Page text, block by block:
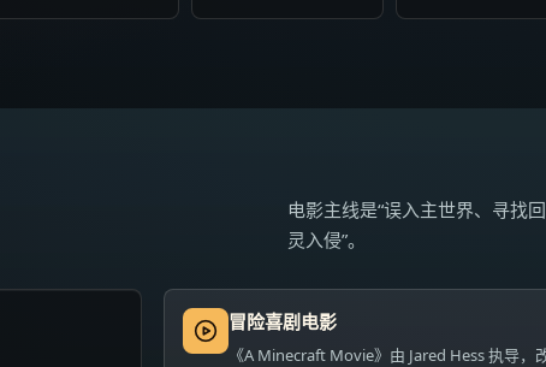
电影主线是“误入主世界、寻找
灵入侵”。
冒险喜剧电影
《A Minecraft Movie》由 Jared Hess 执导，